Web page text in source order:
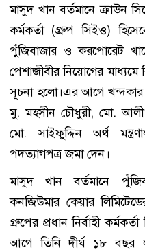
মাসুদ খান বর্তমানে ক্রাউন
কর্মকর্তা (গ্রুপ সিইও)
পুঁজিবাজার ও করপোরেট
পেশাজীবীর নিয়োগের
সূচনা হলো।এর আগে খন্দকার
মু. মহসীন চৌধুরী, মো.
মো. সাইফুদ্দিন অর্থ
পদত্যাগপত্র জমা দেন।
মাসুদ খান বর্তমানে
কনজিউমার কেয়ার
গ্রুপের প্রধান নির্বাহী
আগে তিনি দীর্ঘ ১৮ বছর